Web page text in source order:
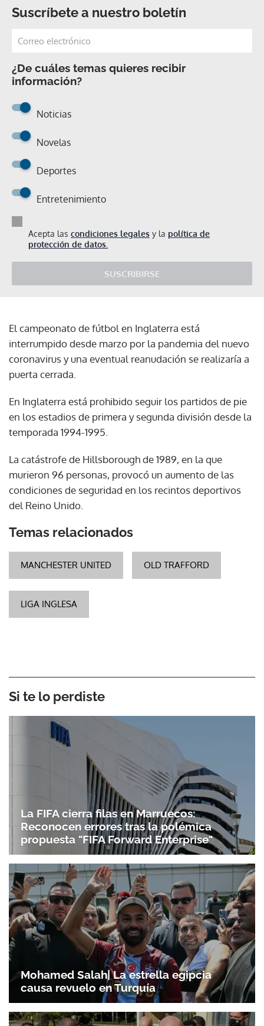
Suscríbete a nuestro boletín
¿De cuáles temas quieres recibir
información?
Noticias
Novelas
Deportes
Entretenimiento
Acepta las condiciones legales y la política de
protección de datos.
SUSCRIBIRSE
El campeonato de fútbol en Inglaterra está
interrumpido desde marzo por la pandemia del nuevo
coronavirus y una eventual reanudación se realizaría a
puerta cerrada.
En Inglaterra está prohibido seguir los partidos de pie
en los estadios de primera y segunda división desde la
temporada 1994-1995.
La catástrofe de Hillsborough de 1989, en la que
murieron 96 personas, provocó un aumento de las
condiciones de seguridad en los recintos deportivos
del Reino Unido.
Temas relacionados
MANCHESTER UNITED OLD TRAFFORD
LIGA INGLESA
Si te lo perdiste
La FIFA cierra filas en Marruecos:
Reconocen errores tras la polémica
propuesta "FIFA Forward Enterprise"
Mohamed Salah| La estrella egipcia
causa revuelo en Turquía